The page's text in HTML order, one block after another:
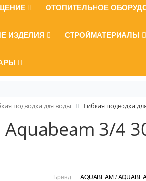
ОТОПИТЕЛЬНОЕ
ИЗДЕЛИЯ СТРОЙМАТЕРИАЛЫ
подводка для воды Гибкая подводка
3/4
Бренд
AQUABEAM /